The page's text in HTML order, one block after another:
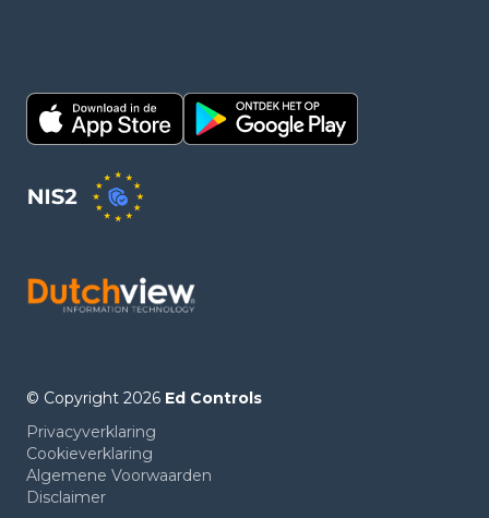
© Copyright 2026 Ed Controls
Privacyverklaring
Cookieverklaring
Algemene Voorwaarden
Disclaimer